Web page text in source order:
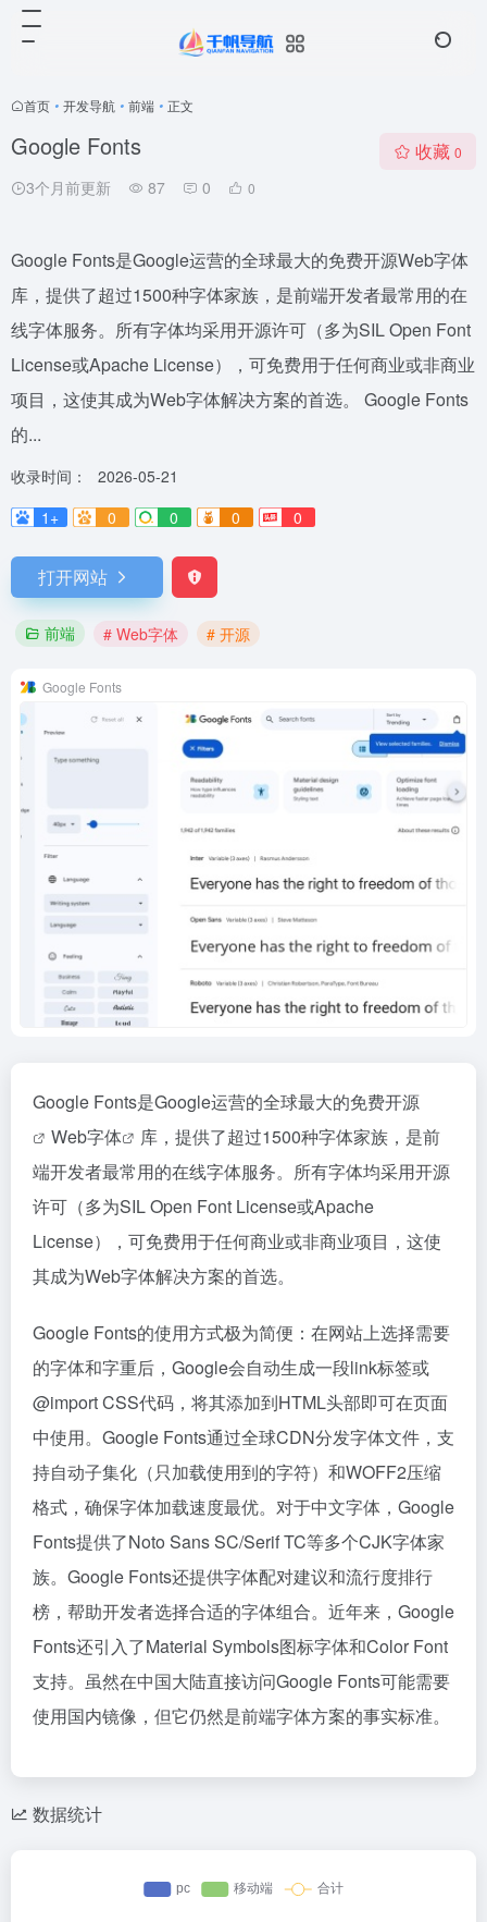
首页 • 开发导航 • 前端 • 正文
Google Fonts
3个月前更新 87 0 0
收藏 0
Google Fonts是Google运营的全球最大的免费开源Web字体
库，提供了超过1500种字体家族，是前端开发者最常用的在
线字体服务。所有字体均采用开源许可（多为SIL Open Font
License或Apache License），可免费用于任何商业或非商业
项目，这使其成为Web字体解决方案的首选。 Google Fonts
的...
收录时间：
2026-05-21
1+
0 0 0 0
打开网站
前端 # Web字体 # 开源
Google Fonts
Google Fonts是Google运营的全球最大的免费开源
Web字体
库，提供了超过1500种字体家族，是前
端开发者最常用的在线字体服务。所有字体均采用开源
许可（多为SIL Open Font License或Apache
License），可免费用于任何商业或非商业项目，这使
其成为Web字体解决方案的首选。
Google Fonts的使用方式极为简便：在网站上选择需要
的字体和字重后，Google会自动生成一段link标签或
@import CSS代码，将其添加到HTML头部即可在页面
中使用。Google Fonts通过全球CDN分发字体文件，支
持自动子集化（只加载使用到的字符）和WOFF2压缩
格式，确保字体加载速度最优。对于中文字体，Google
Fonts提供了Noto Sans SC/Serif TC等多个CJK字体家
族。Google Fonts还提供字体配对建议和流行度排行
榜，帮助开发者选择合适的字体组合。近年来，Google
Fonts还引入了Material Symbols图标字体和Color Font
支持。虽然在中国大陆直接访问Google Fonts可能需要
使用国内镜像，但它仍然是前端字体方案的事实标准。
数据统计